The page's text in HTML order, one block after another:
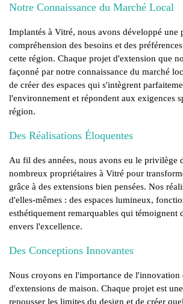
Notre Connaissance du Marché Local
Implantés à Vitré, nous avons développé une
compréhension des besoins et des
cette région. Chaque projet d'extension que
façonné par notre connaissance du marché
de créer des espaces qui s'intègrent
l'environnement et répondent aux exigences
région.
Des Réalisations Éloquentes
Au fil des années, nous avons eu le privilège
nombreux propriétaires à Vitré pour
grâce à des extensions bien pensées. Nos
d'elles-mêmes : des espaces lumineux,
esthétiquement remarquables qui témoignent
envers l'excellence.
Des Conceptions Innovantes
Nous croyons en l'importance de l'innovation
d'extensions de maison. Chaque projet est
repousser les limites du design et de créer